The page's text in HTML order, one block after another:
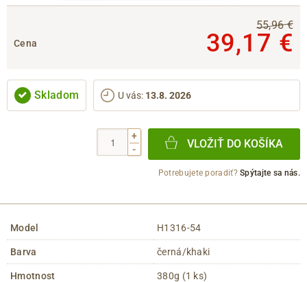
Cena
55,96 €
39,17 €
Skladom U vás: 13.8. 2026
+
-
VLOŽIŤ DO KOŠÍKA
Potrebujete poradiť?Spýtajte sa nás.
Model H1316-54
Barva černá/khaki
Hmotnost 380g (1 ks)